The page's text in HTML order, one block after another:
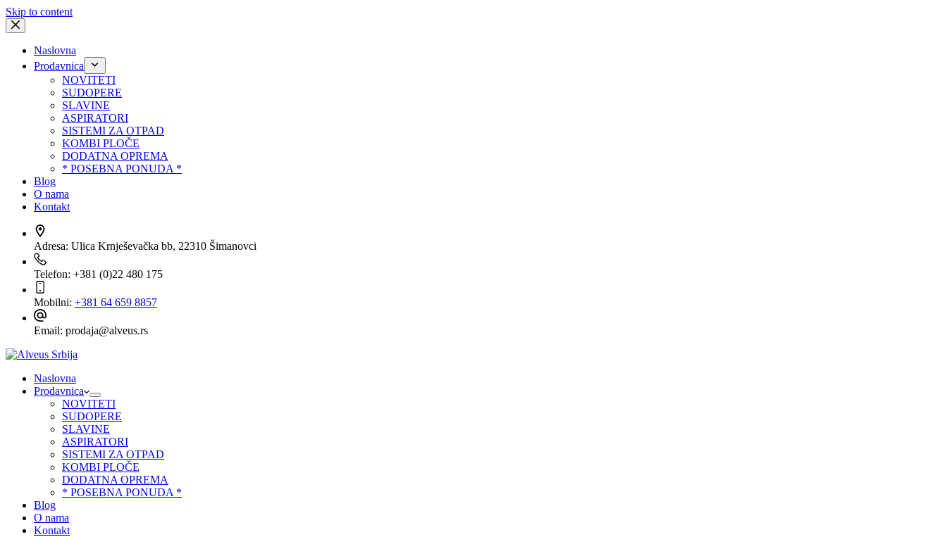
Skip to content
Naslovna
Prodavnica
NOVITETI
SUDOPERE
SLAVINE
ASPIRATORI
SISTEMI ZA OTPAD
KOMBI PLOČE
DODATNA OPREMA
* POSEBNA PONUDA *
Blog
O nama
Kontakt
Adresa: Ulica Krnješevačka bb, 22310 Šimanovci
Telefon: +381 (0)22 480 175
Mobilni: +381 64 659 8857
Email: prodaja@alveus.rs
Naslovna
Prodavnica
NOVITETI
SUDOPERE
SLAVINE
ASPIRATORI
SISTEMI ZA OTPAD
KOMBI PLOČE
DODATNA OPREMA
* POSEBNA PONUDA *
Blog
O nama
Kontakt